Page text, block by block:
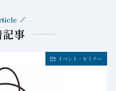
記事
イベント・セミナー